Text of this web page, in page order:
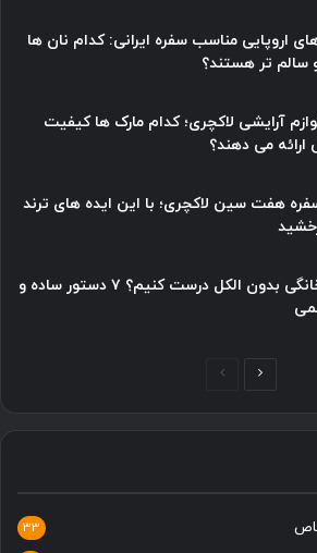
اروپایی مناسب سفره ایرانی: کدام نان ها
و سالم تر هستند؟
آرایشی لاکچری؛ کدام مارک ها کیفیت
می دهند؟
هفت سین لاکچری؛ با این ایده های ترند
چطور نوشیدنی موکتل خانگی بدون الکل درست کنیم؟ ۷ دستور ساده و
صفحه
صفحه
33